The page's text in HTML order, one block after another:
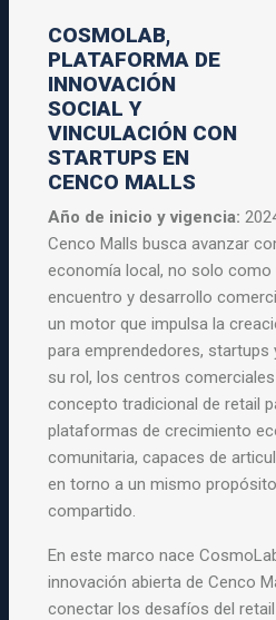
COSMOLAB,
PLATAFORMA DE
INNOVACIÓN
SOCIAL Y
VINCULACIÓN CON
STARTUPS EN
CENCO MALLS
Año de inicio y vigencia:
Cenco Malls busca avanzar
economía local, no solo como
encuentro y desarrollo
un motor que impulsa la
para emprendedores, startups
su rol, los centros
concepto tradicional de retail
plataformas de crecimiento
comunitaria, capaces de
en torno a un mismo
compartido.
En este marco nace
innovación abierta de Cenco
conectar los desafíos del